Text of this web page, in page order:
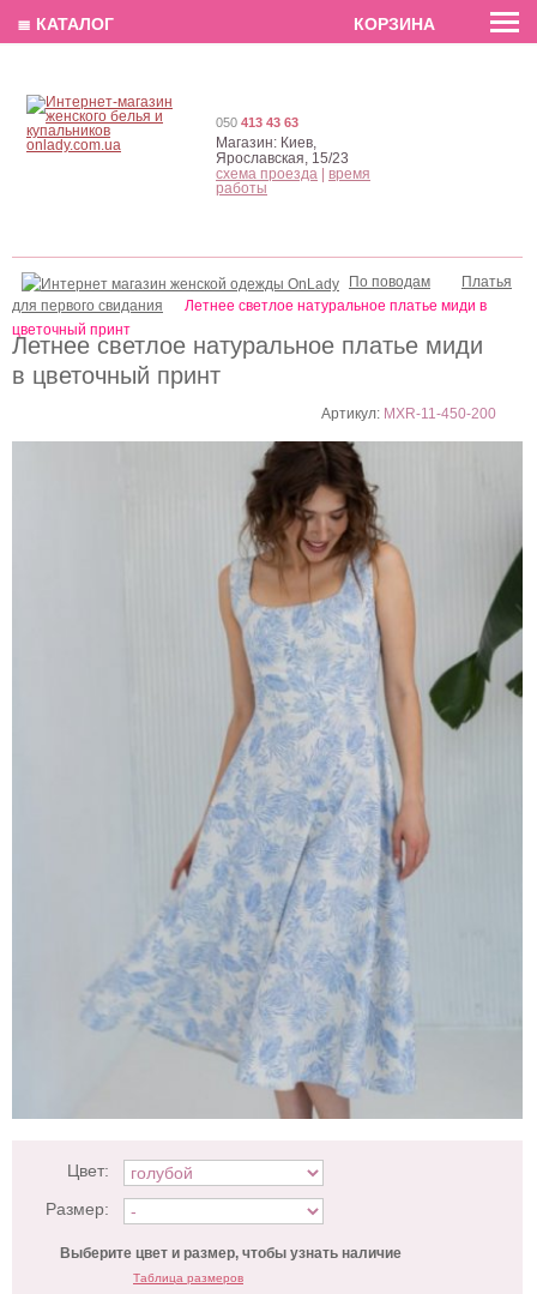
EN РУС
Летнее светлое натуральное платье миди
в цветочный принт
Артикул: MXR-11-450-200
Цвет:
Размер:
Выберите цвет и размер, чтобы узнать наличие
Таблица размеров
По поводам
Платья
для первого свидания
Летнее светлое натуральное платье миди в
цветочный принт
050 413 43 63
Магазин: Киев,
Ярославская, 15/23
схема проезда
время
работы
≣ КАТАЛОГ КОРЗИНА